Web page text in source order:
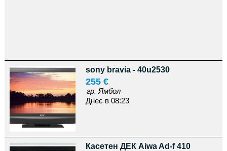
sony bravia - 40u2530
255 €
гр. Ямбол
Днес в 08:23
Касетен ДЕК Aiwa Ad-f 410